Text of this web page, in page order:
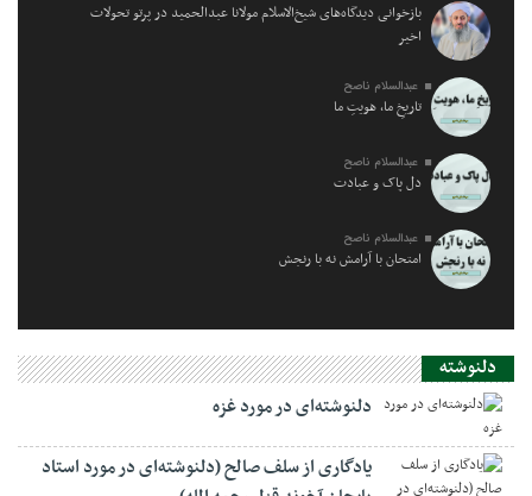
بازخوانی دیدگاه‌های شیخ‌الاسلام مولانا عبدالحمید در پرتو تحولات
اخیر
عبدالسلام ناصح
تاریخِ ما، هویتِ ما
عبدالسلام ناصح
دل پاک و عبادت
عبدالسلام ناصح
امتحان با آرامش نه با رنجش
دلنوشته
دلنوشته‌ای در مورد غزه
یادگاری از سلف صالح (دلنوشته‌ای در مورد استاد